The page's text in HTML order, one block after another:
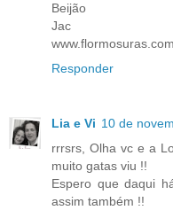
Beijão
Jac
www.flormosuras.com
Responder
Lia e Vi 10 de
rrrsrs, Olha vc e a
muito gatas viu !!
Espero que daqui
assim também !!